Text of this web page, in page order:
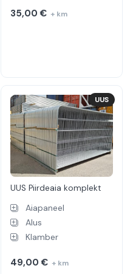
35,00€ + km
UUS Piirdeaia komplekt
Aiapaneel
Alus
Klamber
49,00€ + km
UUS